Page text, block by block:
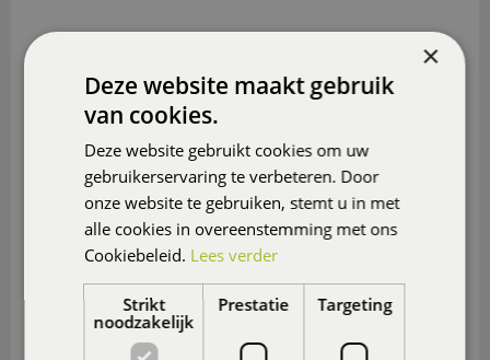
×
Deze website maakt gebruik
van cookies.
Deze website gebruikt cookies om uw
gebruikerservaring te verbeteren. Door
onze website te gebruiken, stemt u in met
alle cookies in overeenstemming met ons
Cookiebeleid. Lees verder
Strikt
noodzakelijk
Prestatie Targeting